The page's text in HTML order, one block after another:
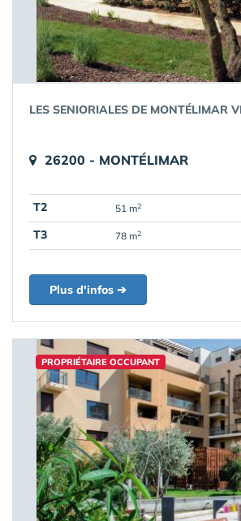
LES SENIORIALES DE MONTÉLIMAR
26200 - MONTÉLIMAR
T2 51 m2
T3
78 m2
Plus d'infos ➔
PROPRIÉTAIRE OCCUPANT